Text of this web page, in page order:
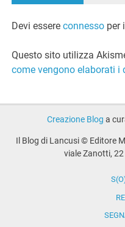
Devi essereconnesso per
Questo sito utilizza
come vengono elaborati
Creazione Blog a
Il Blog di Lancusi © Editore
viale Zanotti,